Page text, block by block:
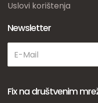
Uslovi korištenja
Newsletter
Fix na društvenim